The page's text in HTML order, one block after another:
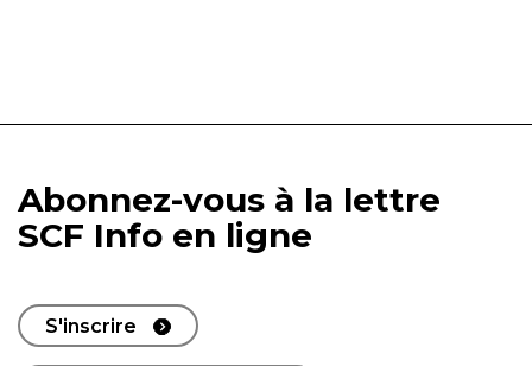
Abonnez-vous à la lettre
SCF Info en ligne
S'inscrire